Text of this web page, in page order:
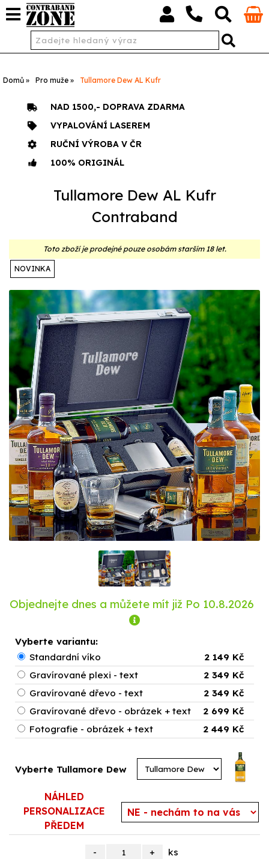
Domů Pro muže Tullamore Dew AL Kufr
NAD 1500,- DOPRAVA ZDARMA
VYPALOVÁNÍ LASEREM
RUČNÍ VÝROBA V ČR
100% ORIGINÁL
Tullamore Dew AL Kufr
Contraband
Toto zboží je prodejné pouze osobám starším 18 let.
Objednejte dnes a můžete mít již Po 10.8.2026
Vyberte variantu:
Standardní víko
2 149 Kč
Gravírované plexi - text
2 349 Kč
Gravírované dřevo - text
2 349 Kč
Gravírované dřevo - obrázek + text
2 699 Kč
Fotografie - obrázek + text
2 449 Kč
Vyberte Tullamore Dew
NÁHLED
PERSONALIZACE
PŘEDEM
ks